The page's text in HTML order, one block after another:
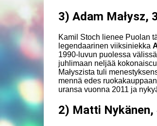
3) Adam Małysz,
Kamil Stoch lienee Puolan
legendaarinen viiksiniekka
1990-luvun puolessa
juhlimaan neljää
Małyszista tuli
mennä edes
uransa vuonna 2011 ja
2) Matti